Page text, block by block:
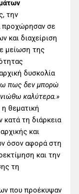
την
προχώρησαν σε
και διαχείριση
μείωση της
δυσκολία
πως δεν μπορώ
καλύτερα.»
θεματική
τη διάρκεια
και
όσον αφορά στη
και την
τη
που προέκυψαν